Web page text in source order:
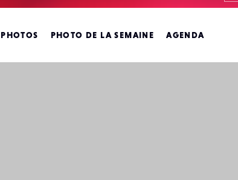
PHOTOS PHOTO DE LA SEMAINE AGENDA